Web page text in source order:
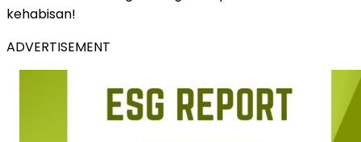
kehabisan!
ADVERTISEMENT